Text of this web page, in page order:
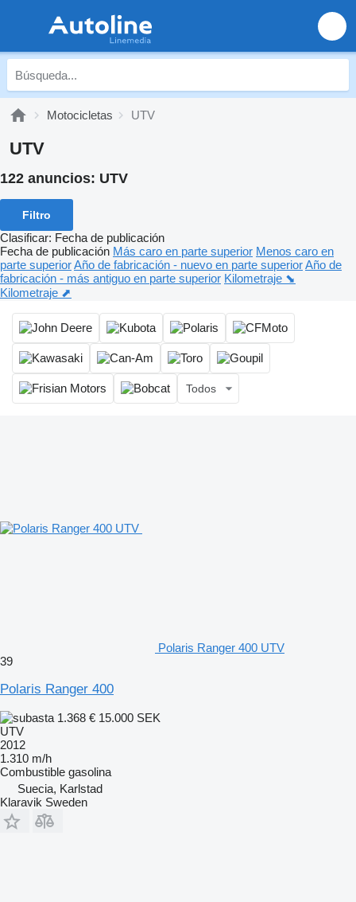
Motocicletas UTV
UTV
122 anuncios: UTV
Filtro
Clasificar: Fecha de publicación
Fecha de publicación Más caro en parte superior Menos caro en
parte superiorAño de fabricación - nuevo en parte superiorAño de
fabricación - más antiguo en parte superior Kilometraje ⬊
Kilometraje ⬈
Todos
Polaris Ranger 400 UTV
39
Polaris Ranger 400
1.368 € 15.000 SEK
UTV
2012
1.310 m/h
Combustible gasolina
Suecia, Karlstad
Klaravik Sweden